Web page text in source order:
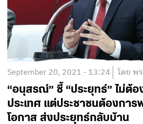
September 20, 2021 - 13:24 โดย พ
“อนุสรณ์” ชี้ “ประยุทธ์” ไม่ต้อ
ประเทศ แต่ประชาชนต้องกา
โอกาส ส่งประยุทธ์กลับบ้าน